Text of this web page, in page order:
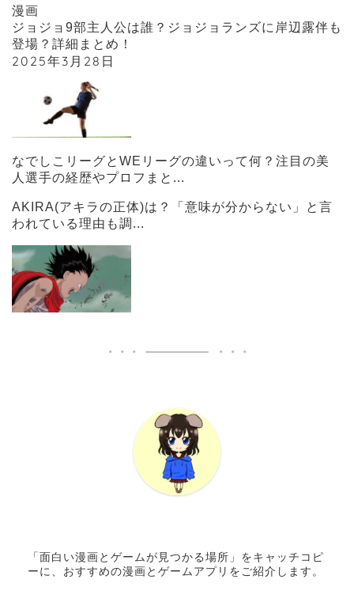
漫画
ジョジョ9部主人公は誰？ジョジョランズに岸辺露伴も
登場？詳細まとめ！
2025年3月28日
なでしこリーグとWEリーグの違いって何？注目の美
人選手の経歴やプロフまと...
AKIRA(アキラの正体)は？「意味が分からない」と言
われている理由も調...
「面白い漫画とゲームが見つかる場所」をキャッチコピ
ーに、おすすめの漫画とゲームアプリをご紹介します。